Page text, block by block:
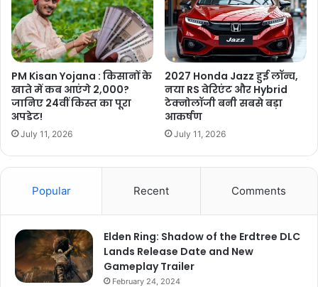
PM Kisan Yojana : किसानों के
खाते में कब आएंगे 2,000?
जानिए 24वीं किस्त का पूरा
अपडेट!
July 11, 2026
2027 Honda Jazz हुई लॉन्च,
नया RS वेरिएंट और Hybrid
टेक्नोलॉजी बनी सबसे बड़ा
आकर्षण
July 11, 2026
Popular Recent Comments
Elden Ring: Shadow of the Erdtree DLC
Lands Release Date and New
Gameplay Trailer
February 24, 2024